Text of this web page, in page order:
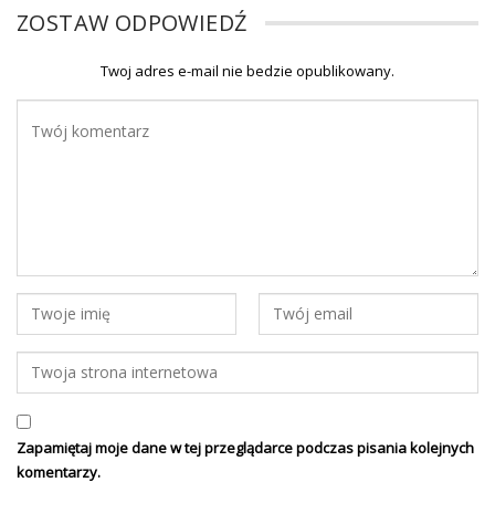
ZOSTAW ODPOWIEDŹ
Twoj adres e-mail nie bedzie opublikowany.
Zapamiętaj moje dane w tej przeglądarce podczas pisania kolejnych
komentarzy.